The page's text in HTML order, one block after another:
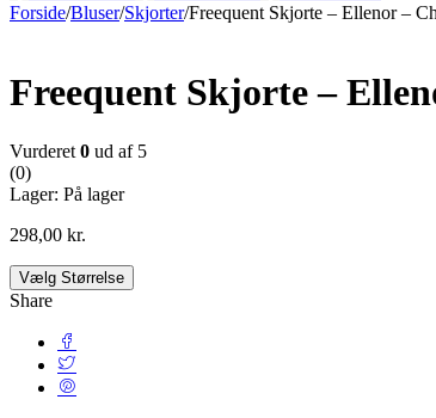
Forside/Bluser/Skjorter/Freequent Skjorte – Ellenor –
Freequent Skjorte –
Vurderet 0 ud af 5
(0)
Lager: På lager
298,00 kr.
Vælg Størrelse
Share